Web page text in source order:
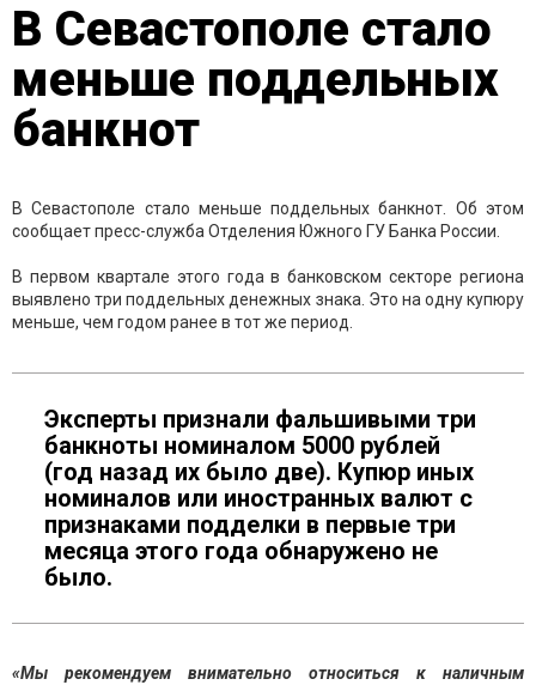
В Севастополе стало
меньше поддельных
банкнот
В Севастополе стало меньше поддельных банкнот. Об этом
сообщает пресс-служба Отделения Южного ГУ Банка России.
В первом квартале этого года в банковском секторе региона
выявлено три поддельных денежных знака. Это на одну купюру
меньше, чем годом ранее в тот же период.
Эксперты признали фальшивыми три
банкноты номиналом 5000 рублей
(год назад их было две). Купюр иных
номиналов или иностранных валют с
признаками подделки в первые три
месяца этого года обнаружено не
было.
«Мы рекомендуем внимательно относиться к наличным